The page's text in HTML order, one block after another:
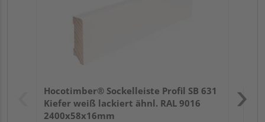
Hocotimber® Sockelleiste Profil SB 631
Kiefer weiß lackiert ähnl. RAL 9016
2400x58x16mm